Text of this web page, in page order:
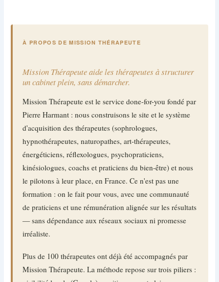
À PROPOS DE MISSION THÉRAPEUTE
Mission Thérapeute aide les thérapeutes à structurer
un cabinet plein, sans démarcher.
Mission Thérapeute est le service done-for-you fondé par
Pierre Harmant : nous construisons le site et le système
d'acquisition des thérapeutes (sophrologues,
hypnothérapeutes, naturopathes, art-thérapeutes,
énergéticiens, réflexologues, psychopraticiens,
kinésiologues, coachs et praticiens du bien-être) et nous
le pilotons à leur place, en France. Ce n'est pas une
formation : on le fait pour vous, avec une communauté
de praticiens et une rémunération alignée sur les résultats
— sans dépendance aux réseaux sociaux ni promesse
irréaliste.
Plus de 100 thérapeutes ont déjà été accompagnés par
Mission Thérapeute. La méthode repose sur trois piliers :